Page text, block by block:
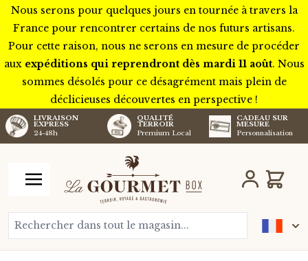
Nous serons pour quelques jours en tournée à travers la
France pour rencontrer certains de nos futurs artisans.
Pour cette raison, nous ne serons en mesure de procéder
aux expéditions qui reprendront dès mardi 11 août. Nous
sommes désolés pour ce désagrément mais plein de
déclicieuses découvertes en perspective !
LIVRAISON
EXPRESS
24-48h
QUALITÉ
TERROIR
Premium Local
CADEAU SUR
MESURE
Personnalisation
Rechercher dans tout le magasin...
Chariot